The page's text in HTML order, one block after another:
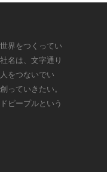
界をつくってい
名は、文字通り
をつないでい
っていきたい。
ピープルという